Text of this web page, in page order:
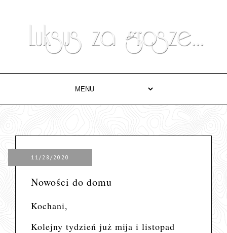
11/28/2020
Nowości do domu
Kochani,
Kolejny tydzień już mija i listopad